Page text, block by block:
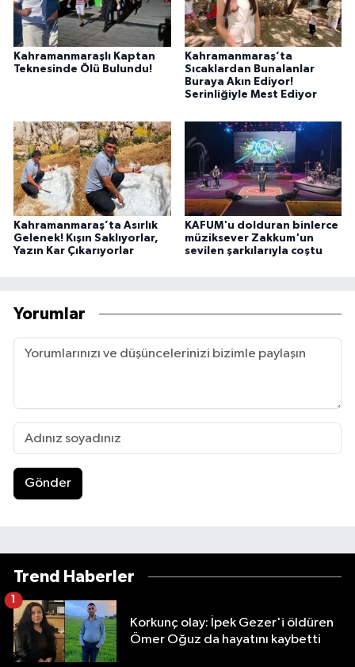
Kahramanmaraşlı Kaptan
Teknesinde Ölü Bulundu!
Kahramanmaraş’ta
Sıcaklardan Bunalanlar
Buraya Akın Ediyor!
Serinliğiyle Mest Ediyor
Kahramanmaraş’ta Asırlık
Gelenek! Kışın Saklıyorlar,
Yazın Kar Çıkarıyorlar
KAFUM'u dolduran binlerce
müziksever Zakkum'un
sevilen şarkılarıyla coştu
Yorumlar
Gönder
Trend Haberler
Korkunç olay: İpek Gezer'i öldüren
Ömer Oğuz da hayatını kaybetti
1